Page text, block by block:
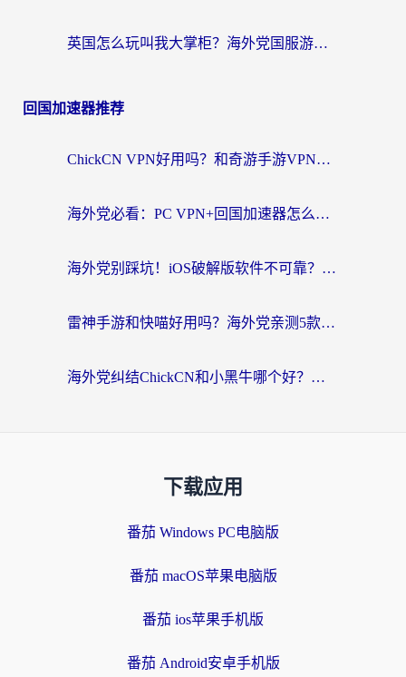
英国怎么玩叫我大掌柜？海外党国服游戏加速避坑指南（附实测推荐）
回国加速器推荐
ChickCN VPN好用吗？和奇游手游VPN对比哪个回国效果更好？海外党亲测实用指南
海外党必看：PC VPN+回国加速器怎么选？无缝访问国内资源全攻略
海外党别踩坑！iOS破解版软件不可靠？教你选对回国加速器无缝看国内资源
雷神手游和快喵好用吗？海外党亲测5款回国加速器，附斧牛Bling对比+微信视频号解决办法
海外党纠结ChickCN和小黑牛哪个好？一篇帮你选对回国加速器的实用指南
下载应用
番茄 Windows PC电脑版
番茄 macOS苹果电脑版
番茄 ios苹果手机版
番茄 Android安卓手机版